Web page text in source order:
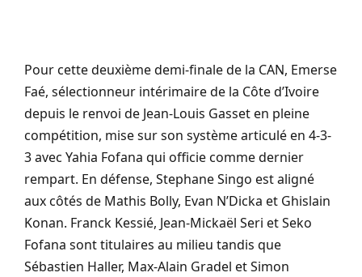
Pour cette deuxième demi-finale de la CAN, Emerse
Faé, sélectionneur intérimaire de la Côte d’Ivoire
depuis le renvoi de Jean-Louis Gasset en pleine
compétition, mise sur son système articulé en 4-3-
3 avec Yahia Fofana qui officie comme dernier
rempart. En défense, Stephane Singo est aligné
aux côtés de Mathis Bolly, Evan N’Dicka et Ghislain
Konan. Franck Kessié, Jean-Mickaël Seri et Seko
Fofana sont titulaires au milieu tandis que
Sébastien Haller, Max-Alain Gradel et Simon